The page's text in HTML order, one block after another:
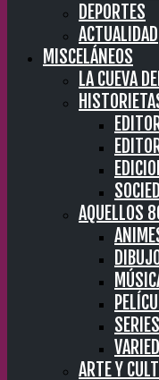
DEPORTES
ACTUALIDAD
MISCELÁNEOS
LA CUEVA
AQUELLOS
ARTE Y